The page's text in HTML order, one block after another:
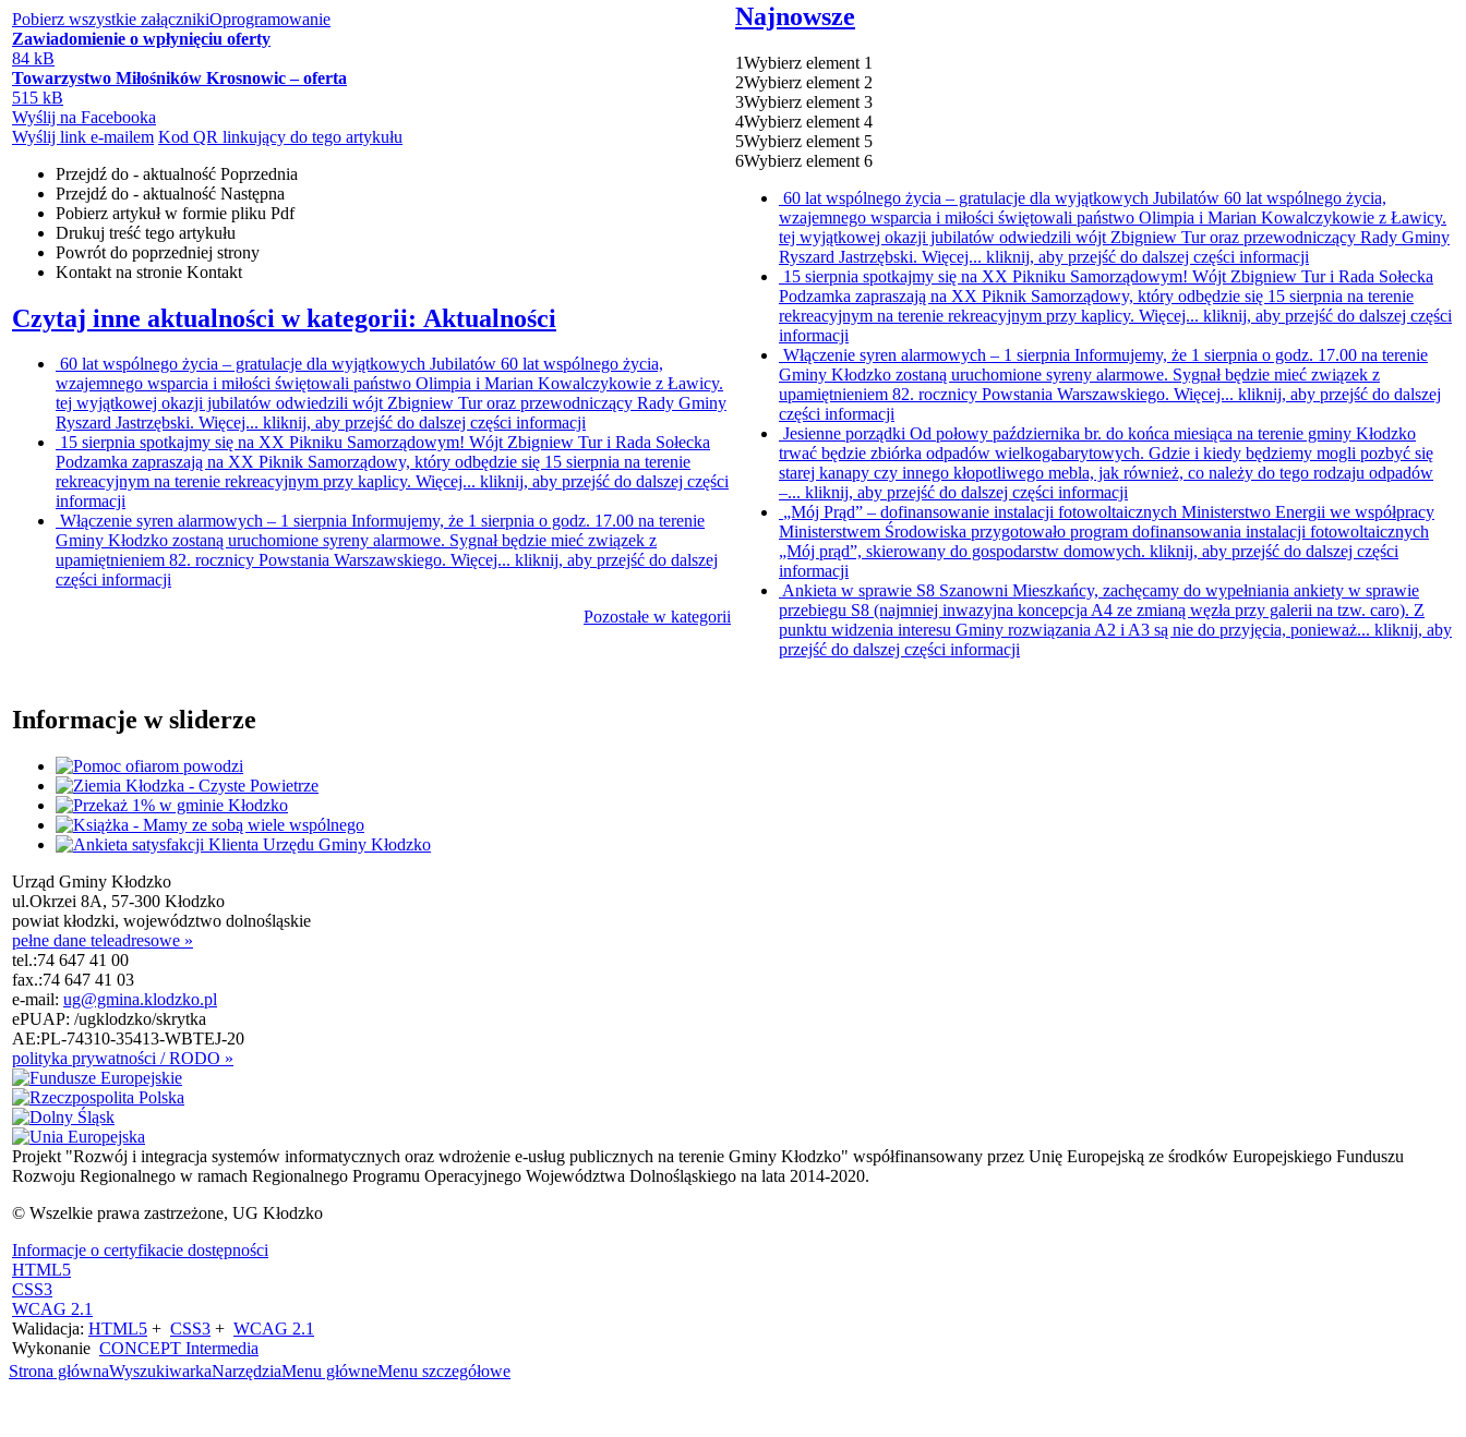
Pobierz wszystkie załącznikiOprogramowanie
Zawiadomienie o wpłynięciu oferty
84 kB
Towarzystwo Miłośników Krosnowic – oferta
515 kB
Wyślij na Facebooka
Wyślij link e-mailem Kod QR linkujący do tego artykułu
Przejdź do - aktualność Poprzednia
Przejdź do - aktualność Następna
Pobierz artykuł w formie pliku Pdf
Drukuj treść tego artykułu
Powrót do poprzedniej strony
Kontakt na stronie Kontakt
Czytaj inne aktualności w kategorii: Aktualności
60 lat wspólnego życia – gratulacje dla wyjątkowych Jubilatów 60 lat wspólnego życia,
wzajemnego wsparcia i miłości świętowali państwo Olimpia i Marian Kowalczykowie z Ławicy.
tej wyjątkowej okazji jubilatów odwiedzili wójt Zbigniew Tur oraz przewodniczący Rady Gminy
Ryszard Jastrzębski. Więcej... kliknij, aby przejść do dalszej części informacji
15 sierpnia spotkajmy się na XX Pikniku Samorządowym! Wójt Zbigniew Tur i Rada Sołecka
Podzamka zapraszają na XX Piknik Samorządowy, który odbędzie się 15 sierpnia na terenie
rekreacyjnym na terenie rekreacyjnym przy kaplicy. Więcej... kliknij, aby przejść do dalszej części
informacji
Włączenie syren alarmowych – 1 sierpnia Informujemy, że 1 sierpnia o godz. 17.00 na terenie
Gminy Kłodzko zostaną uruchomione syreny alarmowe. Sygnał będzie mieć związek z
upamiętnieniem 82. rocznicy Powstania Warszawskiego. Więcej... kliknij, aby przejść do dalszej
części informacji
Pozostałe w kategorii
Najnowsze
1Wybierz element 1
2Wybierz element 2
3Wybierz element 3
4Wybierz element 4
5Wybierz element 5
6Wybierz element 6
60 lat wspólnego życia – gratulacje dla wyjątkowych Jubilatów 60 lat wspólnego życia,
wzajemnego wsparcia i miłości świętowali państwo Olimpia i Marian Kowalczykowie z Ławicy.
tej wyjątkowej okazji jubilatów odwiedzili wójt Zbigniew Tur oraz przewodniczący Rady Gminy
Ryszard Jastrzębski. Więcej... kliknij, aby przejść do dalszej części informacji
15 sierpnia spotkajmy się na XX Pikniku Samorządowym! Wójt Zbigniew Tur i Rada Sołecka
Podzamka zapraszają na XX Piknik Samorządowy, który odbędzie się 15 sierpnia na terenie
rekreacyjnym na terenie rekreacyjnym przy kaplicy. Więcej... kliknij, aby przejść do dalszej części
informacji
Włączenie syren alarmowych – 1 sierpnia Informujemy, że 1 sierpnia o godz. 17.00 na terenie
Gminy Kłodzko zostaną uruchomione syreny alarmowe. Sygnał będzie mieć związek z
upamiętnieniem 82. rocznicy Powstania Warszawskiego. Więcej... kliknij, aby przejść do dalszej
części informacji
Jesienne porządki Od połowy października br. do końca miesiąca na terenie gminy Kłodzko
trwać będzie zbiórka odpadów wielkogabarytowych. Gdzie i kiedy będziemy mogli pozbyć się
starej kanapy czy innego kłopotliwego mebla, jak również, co należy do tego rodzaju odpadów
–... kliknij, aby przejść do dalszej części informacji
„Mój Prąd” – dofinansowanie instalacji fotowoltaicznych Ministerstwo Energii we współpracy
Ministerstwem Środowiska przygotowało program dofinansowania instalacji fotowoltaicznych
„Mój prąd”, skierowany do gospodarstw domowych. kliknij, aby przejść do dalszej części
informacji
Ankieta w sprawie S8 Szanowni Mieszkańcy, zachęcamy do wypełniania ankiety w sprawie
przebiegu S8 (najmniej inwazyjna koncepcja A4 ze zmianą węzła przy galerii na tzw. caro). Z
punktu widzenia interesu Gminy rozwiązania A2 i A3 są nie do przyjęcia, ponieważ... kliknij, aby
przejść do dalszej części informacji
Informacje w sliderze
Urząd Gminy Kłodzko
ul.Okrzei 8A, 57-300 Kłodzko
powiat kłodzki, województwo dolnośląskie
pełne dane teleadresowe »
tel.:74 647 41 00
fax.:74 647 41 03
e-mail: ug@gmina.klodzko.pl
ePUAP: /ugklodzko/skrytka
AE:PL-74310-35413-WBTEJ-20
polityka prywatności / RODO »
Projekt "Rozwój i integracja systemów informatycznych oraz wdrożenie e-usług publicznych na terenie Gminy Kłodzko" współfinansowany przez Unię Europejską ze środków Europejskiego Funduszu
Rozwoju Regionalnego w ramach Regionalnego Programu Operacyjnego Województwa Dolnośląskiego na lata 2014-2020.
© Wszelkie prawa zastrzeżone, UG Kłodzko
Informacje o certyfikacie dostępności
HTML5
CSS3
WCAG 2.1
Walidacja: HTML5 + CSS3 + WCAG 2.1
Wykonanie CONCEPT Intermedia
Strona głównaWyszukiwarkaNarzędziaMenu główneMenu szczegółowe